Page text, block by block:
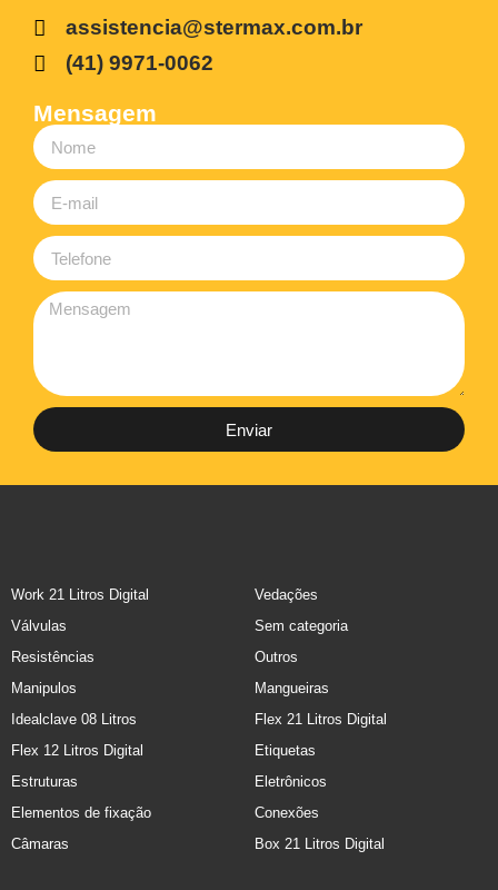
assistencia@stermax.com.br
(41) 9971-0062
Mensagem
Enviar
Work 21 Litros Digital
Vedações
Válvulas
Sem categoria
Resistências
Outros
Manipulos
Mangueiras
Idealclave 08 Litros
Flex 21 Litros Digital
Flex 12 Litros Digital
Etiquetas
Estruturas
Eletrônicos
Elementos de fixação
Conexões
Câmaras
Box 21 Litros Digital